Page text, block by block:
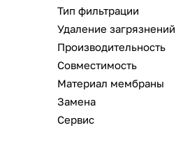
Тип фильтрации
Удаление
Производительность
Совместимость
Материал мембраны
Замена
Сервис